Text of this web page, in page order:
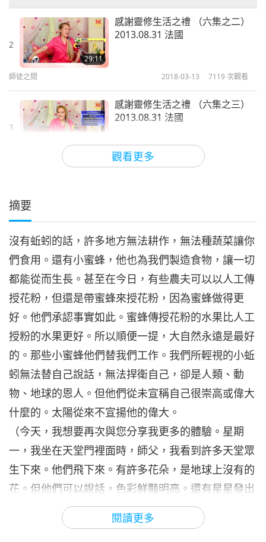
觀看更多
2
29:11
感謝靈修生活之禮 （六集之二）
2013.08.31 法國
師徒之間 2018-03-13 7119 次觀看
3
感謝靈修生活之禮 （六集之三）
2013.08.31 法國
4
32:27
師徒之間 2018-03-15 6791次觀看
5
2013.08.31 法國
師徒之間 2018-03-16 7115次觀看
6
31:57
感謝靈修生活之禮 （六集之六）
2013.08.31 法國
師徒之間 2018-03-17
摘要
閱讀更多
沒有蚯蚓的話，許多地方無法耕作，無法種蔬菜讓你
們食用。還有小蜜蜂，他也為我們製造食物，讓一切
都能從而生長。甚至在今日，有些農夫可以以人工傳
授花粉，但還是帶蜜蜂來授花粉，因為蜜蜂做得更
好。他們承認事實如此。蜜蜂傳授花粉的水果比人工
授粉的水果更好。所以順便一提，大自然永遠是最好
的。那些小蜜蜂他們替我們工作。我們所輕視的小蚯
蚓無法替自己說話，無法捍衛自己，卻是人類、動
物、地球的恩人。但他們從未宣稱自己很崇高或偉大
什麼的。太陽從來不宣揚他的偉大。
（今天，我想要再次與您分享我更多的體驗。星期
一，我坐在天堂門裡面時，師父，我看到許多天堂眾
生下來。他們飛下來。有許多花朵，是地球上沒有的
花。但他們可以說話，色彩鮮豔明亮。還有星星發出
粉紅光芒。此外還有光束，排成美麗的形狀，向我飛
過來，比如這樣。）（我看到一位女神，但我看不清